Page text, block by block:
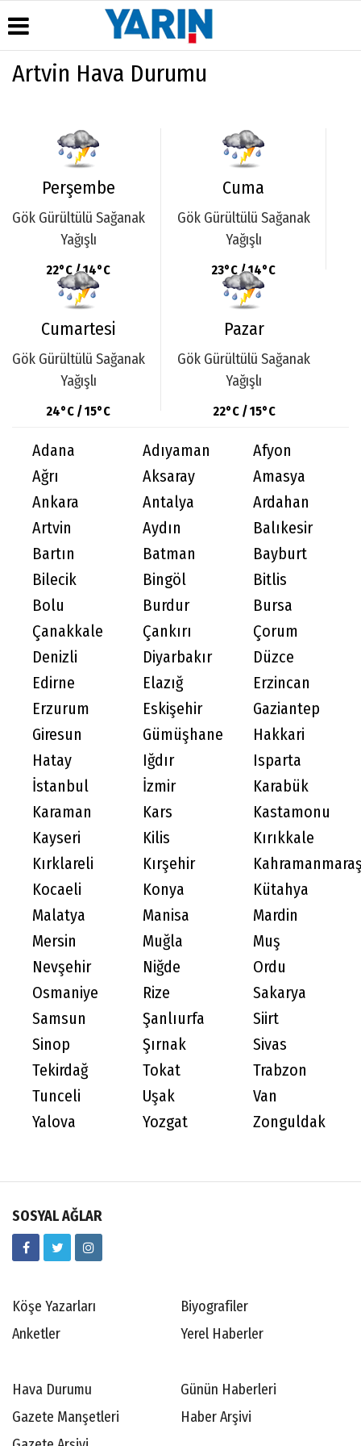
Arşivi
Gazete
Arşivi
Günün
Haberleri
Artvin Hava Durumu
Perşembe
Gök Gürültülü Sağanak
Yağışlı
22°C / 14°C
Cuma
Gök Gürültülü Sağanak
Yağışlı
23°C / 14°C
Cumartesi
Gök Gürültülü Sağanak
Yağışlı
24°C / 15°C
Pazar
Gök Gürültülü Sağanak
Yağışlı
22°C / 15°C
Adana Adıyaman
Afyon
Ağrı
Aksaray
Amasya
Ankara
Antalya
Ardahan
Artvin
Aydın
Balıkesir
Bartın
Batman
Bayburt
Bilecik
Bingöl
Bitlis
Bolu
Burdur
Bursa
Çanakkale
Çankırı
Çorum
Denizli
Diyarbakır
Düzce
Edirne
Elazığ
Erzincan
Erzurum
Eskişehir
Gaziantep
Giresun
Gümüşhane
Hakkari
Hatay
Iğdır
Isparta
İstanbul
İzmir
Karabük
Karaman
Kars
Kastamonu
Kayseri
Kilis
Kırıkkale
Kırklareli
Kırşehir
Kocaeli
Konya
Kütahya
Malatya
Manisa
Mardin
Mersin
Muğla
Muş
Nevşehir
Niğde
Ordu
Osmaniye
Rize
Sakarya
Samsun
Şanlıurfa
Siirt
Sinop
Şırnak
Sivas
Tekirdağ
Tokat
Trabzon
Tunceli
Uşak
Van
Yalova
Yozgat Zonguldak
SOSYAL AĞLAR
Köşe Yazarları
Biyografiler
Anketler
Yerel Haberler
Hava Durumu
Günün Haberleri
Gazete Manşetleri
Haber Arşivi